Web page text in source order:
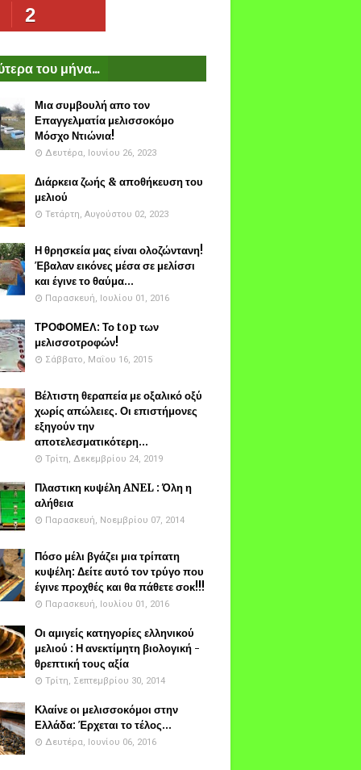
2
του μήνα...
Μια συμβουλή απο τον
Επαγγελματία μελισσοκόμο
Μόσχο Ντιώνια!
Δευτέρα, Ιουνίου 26, 2023
Διάρκεια ζωής & αποθήκευση του
μελιού
Τετάρτη, Αυγούστου 02, 2023
Η θρησκεία μας είναι ολοζώντανη!
Έβαλαν εικόνες μέσα σε μελίσσι
και έγινε το θαύμα...
Παρασκευή, Ιουλίου 01, 2016
ΤΡΟΦΟΜΕΛ: Το top των
μελισσοτροφών!
Σάββατο, Μαΐου 16, 2015
Βέλτιστη θεραπεία με οξαλικό οξύ
χωρίς απώλειες. Οι επιστήμονες
εξηγούν την
αποτελεσματικότερη...
Τρίτη, Δεκεμβρίου 24, 2019
Πλαστικη κυψέλη ANEL : Όλη η
αλήθεια
Παρασκευή, Νοεμβρίου 07, 2014
Πόσο μέλι βγάζει μια τρίπατη
κυψέλη: Δείτε αυτό τον τρύγο που
έγινε προχθές και θα πάθετε σοκ!!!
Παρασκευή, Ιουλίου 01, 2016
Οι αμιγείς κατηγορίες ελληνικού
μελιού : Η ανεκτίμητη βιολογική -
θρεπτική τους αξία
Τρίτη, Σεπτεμβρίου 30, 2014
Κλαίνε οι μελισσοκόμοι στην
Ελλάδα: Έρχεται το τέλος...
Δευτέρα, Ιουνίου 06, 2016